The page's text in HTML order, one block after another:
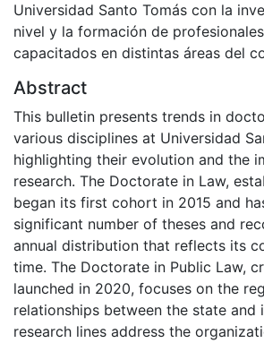
Universidad Santo Tomás con la
nivel y la formación de
capacitados en distintas áreas del
Abstract
This bulletin presents trends in
various disciplines at Universidad
highlighting their evolution and the
research. The Doctorate in Law,
began its first cohort in 2015 and
significant number of theses and
annual distribution that reflects its
time. The Doctorate in Public Law,
launched in 2020, focuses on the
relationships between the state and
research lines address the